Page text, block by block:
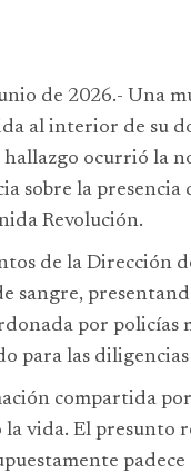
de 2026.- Una
al interior de su
hallazgo ocurrió la
sobre la
Revolución.
de la Dirección
sangre,
por
para las
compartida
vida. El presunto